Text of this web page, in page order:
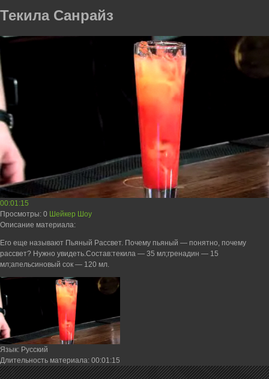
Текила Санрайз
00:01:15
Просмотры: 0 Шейкер Шоу
Описание материала:
Его еще называют Пьяный Рассвет. Почему пьяный — понятно, почему
рассвет? Нужно увидеть.Состав:текила — 35 мл;гренадин — 15
мл;апельсиновый сок — 120 мл.
Язык: Русский
Длительность материала: 00:01:15